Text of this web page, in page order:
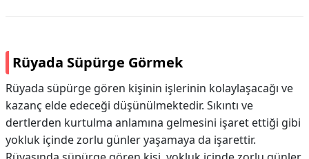
Rüyada Süpürge Görmek
Rüyada süpürge gören kişinin işlerinin kolaylaşacağı ve
kazanç elde edeceği düşünülmektedir. Sıkıntı ve
dertlerden kurtulma anlamına gelmesini işaret ettiği gibi
yokluk içinde zorlu günler yaşamaya da işarettir.